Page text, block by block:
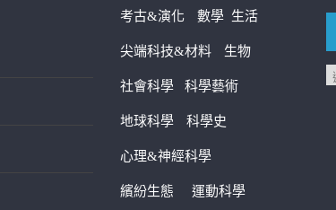
考古&演化 數學 生活
尖端科技&材料 生物
社會科學 科學藝術
地球科學 科學史
心理&神經科學
繽紛生態 運動科學